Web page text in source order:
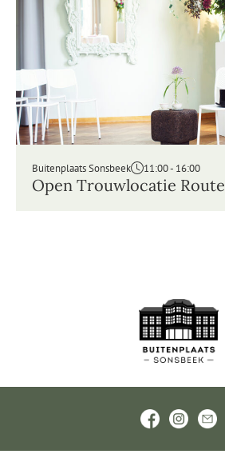
Buitenplaats Sonsbeek 11:00 - 16:00
Open Trouwlocatie Route